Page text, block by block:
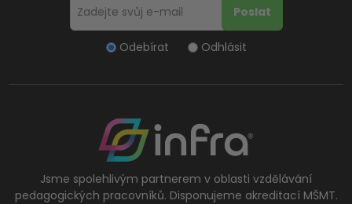
Odebírat Odhlásit
Jsme spolehlivým partnerem v oblasti vzdělávání
pedagogických pracovníků. Disponujeme akreditací MŠMT.